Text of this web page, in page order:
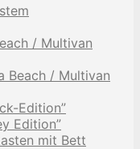
/ Multivan
Beach / Multivan
Edition”
Edition”
mit Bett